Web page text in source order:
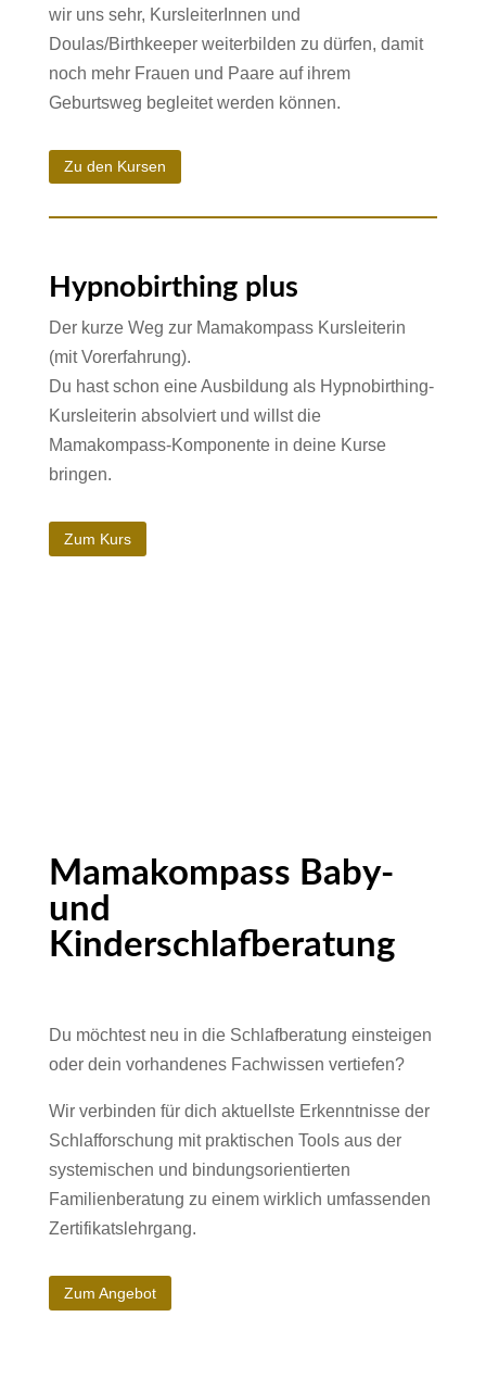
wir uns sehr, KursleiterInnen und
Doulas/Birthkeeper weiterbilden zu dürfen, damit
noch mehr Frauen und Paare auf ihrem
Geburtsweg begleitet werden können.
Zu den Kursen
Hypnobirthing plus
Der kurze Weg zur Mamakompass Kursleiterin
(mit Vorerfahrung).
Du hast schon eine Ausbildung als Hypnobirthing-
Kursleiterin absolviert und willst die
Mamakompass-Komponente in deine Kurse
bringen.
Zum Kurs
Mamakompass Baby-
und
Kinderschlafberatung
Du möchtest neu in die Schlafberatung einsteigen
oder dein vorhandenes Fachwissen vertiefen?
Wir verbinden für dich aktuellste Erkenntnisse der
Schlafforschung mit praktischen Tools aus der
systemischen und bindungsorientierten
Familienberatung zu einem wirklich umfassenden
Zertifikatslehrgang.
Zum Angebot